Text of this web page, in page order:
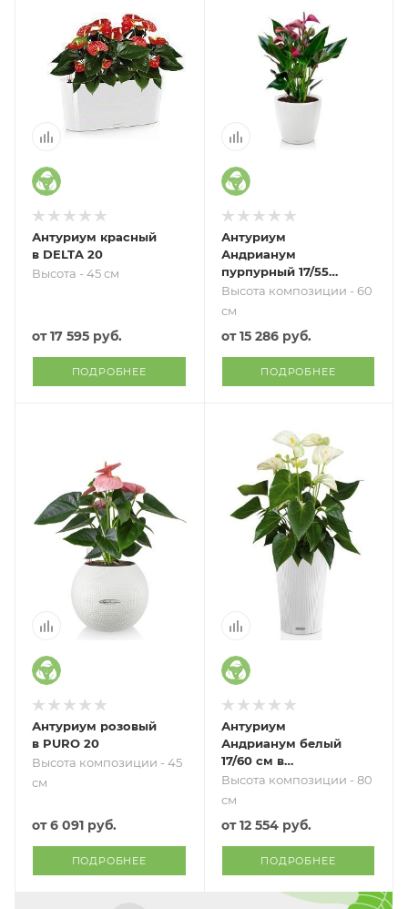
Антуриум красный
в DELTA 20
Высота - 45 см
от17 595 руб.
ПОДРОБНЕЕ
Антуриум
Андрианум
пурпурный 17/55
см в CLASSICO LS
28
Высота композиции - 60
см
от15 286 руб.
ПОДРОБНЕЕ
Антуриум розовый
в PURO 20
Высота композиции - 45
см
от6 091 руб.
ПОДРОБНЕЕ
Антуриум
Андрианум белый
17/60 см в
CILINDRO 23
Высота композиции - 80
см
от12 554 руб.
ПОДРОБНЕЕ